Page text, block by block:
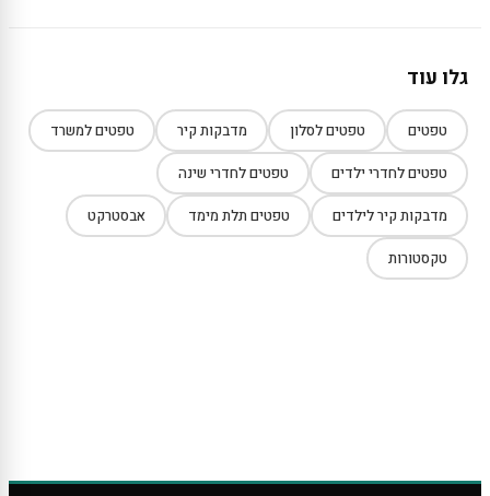
גלו עוד
טפטים טפטים לסלון מדבקות קיר טפטים למשרד
טפטים לחדרי ילדים טפטים לחדרי שינה
מדבקות קיר לילדים טפטים תלת מימד אבסטרקט
טקסטורות